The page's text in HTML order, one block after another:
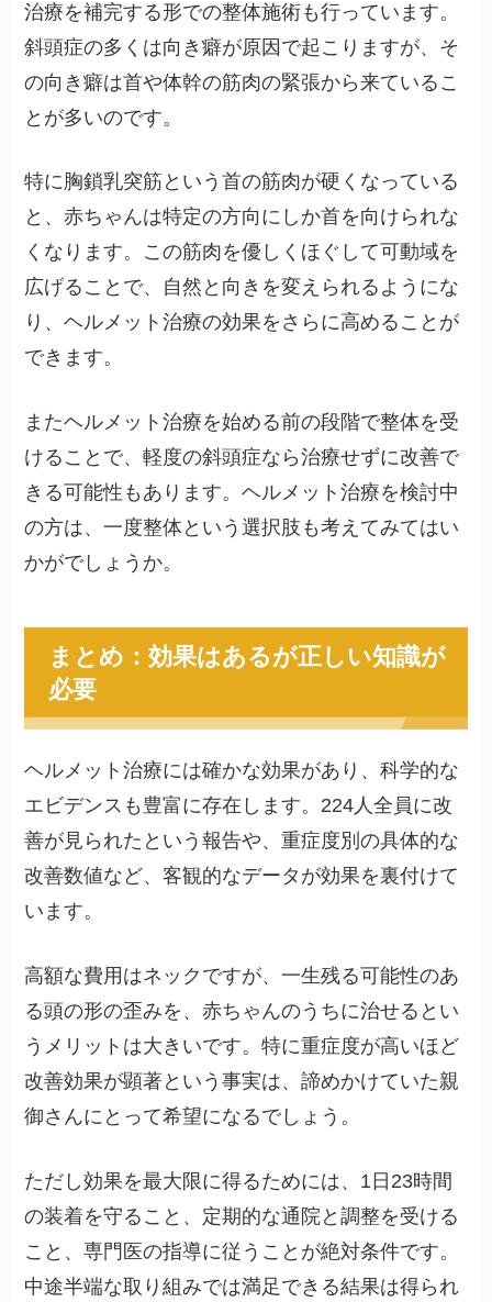
治療を補完する形での整体施術も行っています。
斜頭症の多くは向き癖が原因で起こりますが、そ
の向き癖は首や体幹の筋肉の緊張から来ているこ
とが多いのです。
特に胸鎖乳突筋という首の筋肉が硬くなっている
と、赤ちゃんは特定の方向にしか首を向けられな
くなります。この筋肉を優しくほぐして可動域を
広げることで、自然と向きを変えられるようにな
り、ヘルメット治療の効果をさらに高めることが
できます。
またヘルメット治療を始める前の段階で整体を受
けることで、軽度の斜頭症なら治療せずに改善で
きる可能性もあります。ヘルメット治療を検討中
の方は、一度整体という選択肢も考えてみてはい
かがでしょうか。
まとめ：効果はあるが正しい知識が
必要
ヘルメット治療には確かな効果があり、科学的な
エビデンスも豊富に存在します。224人全員に改
善が見られたという報告や、重症度別の具体的な
改善数値など、客観的なデータが効果を裏付けて
います。
高額な費用はネックですが、一生残る可能性のあ
る頭の形の歪みを、赤ちゃんのうちに治せるとい
うメリットは大きいです。特に重症度が高いほど
改善効果が顕著という事実は、諦めかけていた親
御さんにとって希望になるでしょう。
ただし効果を最大限に得るためには、1日23時間
の装着を守ること、定期的な通院と調整を受ける
こと、専門医の指導に従うことが絶対条件です。
中途半端な取り組みでは満足できる結果は得られ